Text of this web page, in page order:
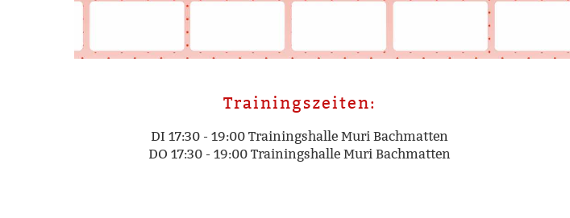
Trainingszeiten:
DI 17:30 - 19:00 Trainingshalle Muri Bachmatten
DO 17:30 - 19:00 Trainingshalle Muri Bachmatten